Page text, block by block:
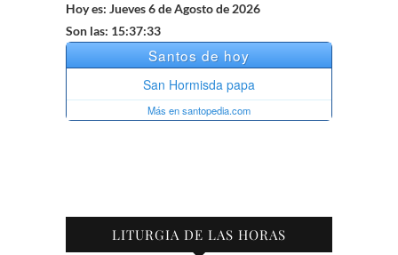
Hoy es: Jueves 6 de Agosto de 2026
Son las: 15:37:34
LITURGIA DE LAS HORAS